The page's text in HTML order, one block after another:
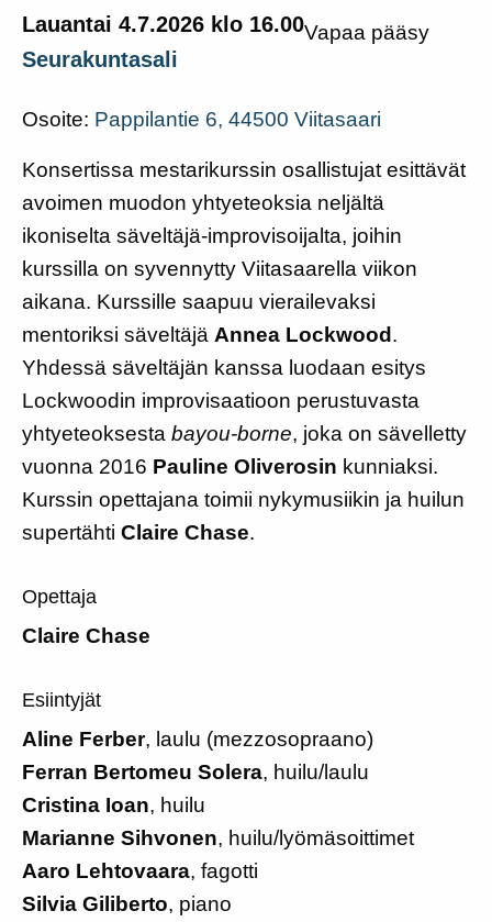
Jäsenyys
Hallinto
English Suomi
Lauantai 4.7.2026 klo 16.00
Seurakuntasali
Vapaa pääsy
Osoite: Pappilantie 6, 44500 Viitasaari
Konsertissa mestarikurssin osallistujat esittävät
avoimen muodon yhtyeteoksia neljältä
ikoniselta säveltäjä-improvisoijalta, joihin
kurssilla on syvennytty Viitasaarella viikon
aikana. Kurssille saapuu vierailevaksi
mentoriksi säveltäjä Annea Lockwood .
Yhdessä säveltäjän kanssa luodaan esitys
Lockwoodin improvisaatioon perustuvasta
yhtyeteoksesta bayou-borne, joka on sävelletty
vuonna 2016 Pauline Oliverosin kunniaksi.
Kurssin opettajana toimii nykymusiikin ja huilun
supertähti Claire Chase.
Opettaja
Claire Chase
Esiintyjät
Aline Ferber, laulu (mezzosopraano)
Ferran Bertomeu Solera, huilu/laulu
Cristina Ioan, huilu
Marianne Sihvonen, huilu/lyömäsoittimet
Aaro Lehtovaara, fagotti
Silvia Giliberto, piano